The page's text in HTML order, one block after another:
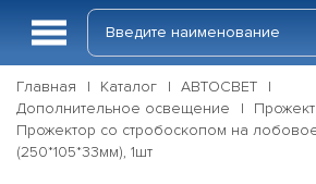
Главная Каталог
АВТОСВЕТ
Дополнительное освещение
Прожектор со стробоскопом на
(250*105*33мм), 1шт